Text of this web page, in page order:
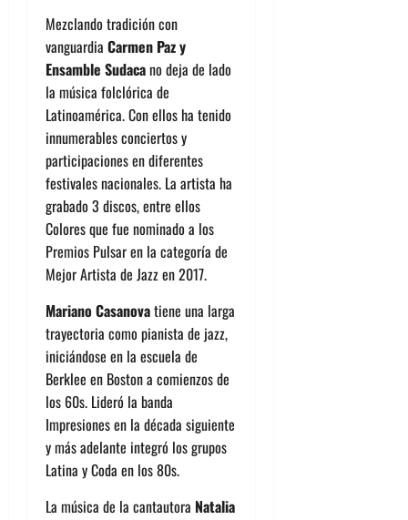
Mezclando tradición con
vanguardia Carmen Paz y
Ensamble Sudacano deja de lado
la música folclórica de
Latinoamérica. Con ellos ha tenido
innumerables conciertos y
participaciones en diferentes
festivales nacionales. La artista ha
grabado 3 discos, entre ellos
Colores que fue nominado a los
Premios Pulsar en la categoría de
Mejor Artista de Jazz en 2017.
Mariano Casanovatiene una larga
trayectoria como pianista de jazz,
iniciándose en la escuela de
Berklee en Boston a comienzos de
los 60s. Lideró la banda
Impresiones en la década siguiente
y más adelante integró los grupos
Latina y Coda en los 80s.
La música de la cantautora Natalia